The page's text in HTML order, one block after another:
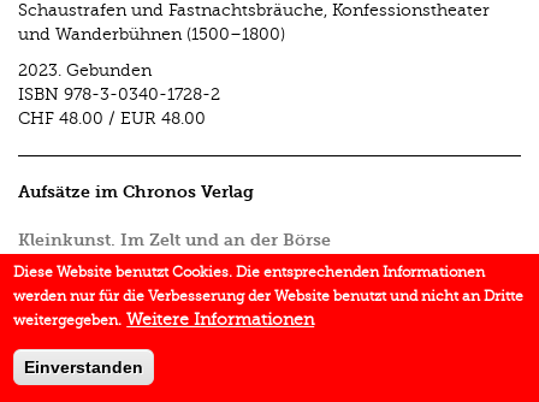
Schaustrafen und Fastnachtsbräuche, Konfessionstheater
und Wanderbühnen (1500–1800)
2023. Gebunden
ISBN 978-3-0340-1728-2
CHF 48.00 / EUR 48.00
Aufsätze im Chronos Verlag
Kleinkunst. Im Zelt und an der Börse
In: Bühne & Büro 2012.
Diese Website benutzt Cookies. Die entsprechenden Informationen
werden nur für die Verbesserung der Website benutzt und nicht an Dritte
weitergegeben. Weitere Informationen
Einverstanden